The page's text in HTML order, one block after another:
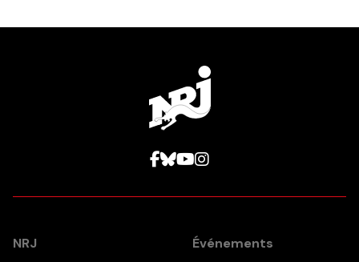
NRJ Événements